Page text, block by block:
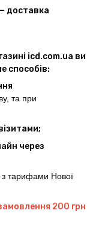
доставка
icd.com.ua ви
способів:
та при
через
з тарифами Нової
200 грн